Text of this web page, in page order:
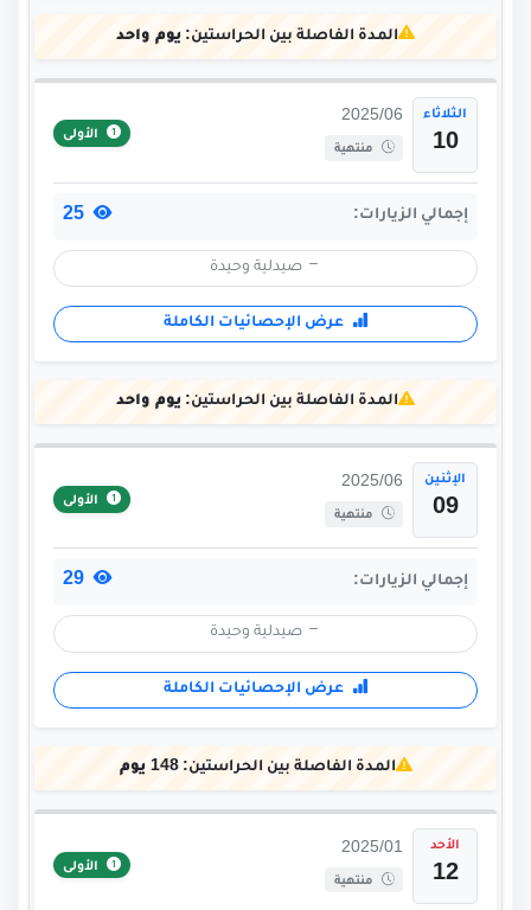
المدة الفاصلة بين الحراستين: يوم واحد
الثلاثاء
10
2025/06
منتهية
الأولى
إجمالي الزيارات:
صيدلية وحيدة
عرض الإحصائيات الكاملة
المدة الفاصلة بين الحراستين: يوم واحد
الإثنين
09
2025/06
منتهية
الأولى
إجمالي الزيارات:
صيدلية وحيدة
عرض الإحصائيات الكاملة
المدة الفاصلة بين الحراستين:148 يوم
الأحد
12
2025/01
منتهية
الأولى